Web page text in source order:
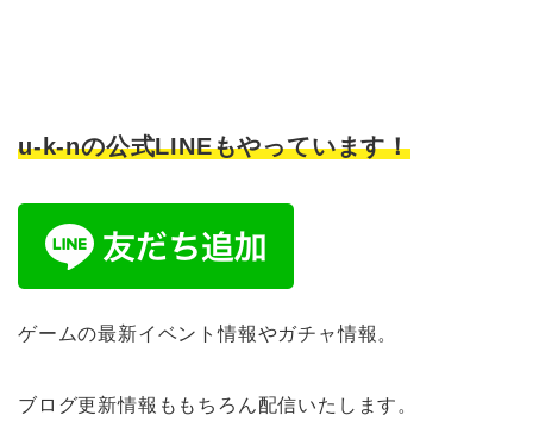
u-k-nの公式LINEもやっています！
ゲームの最新イベント情報やガチャ情報。
ブログ更新情報ももちろん配信いたします。